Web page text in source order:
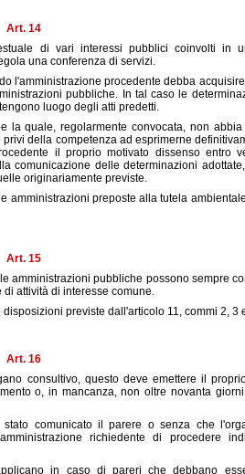
Art. 14
di vari interessi pubblici coinvolti in
una conferenza di servizi.
l'amministrazione procedente debba
pubbliche. In tal caso le
luogo degli atti predetti.
la quale, regolarmente convocata, non
della competenza ad esprimerne
il proprio motivato dissenso entro
comunicazione delle determinazioni
originariamente previste.
amministrazioni preposte alla tutela
Art. 15
amministrazioni pubbliche possono sempre
attività di interesse comune.
previste dall'articolo 11, commi 2, 3
Art. 16
consultivo, questo deve emettere il
o, in mancanza, non oltre novanta
comunicato il parere o senza che
richiedente di procedere
in caso di pareri che debbano